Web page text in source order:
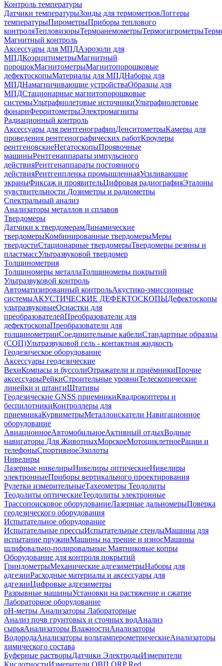
Контроль температуры
Датчики температурыЗонды для термометровЛоггеры
температурыПирометрыПриборы теплового
контроляТепловизорыТермоанемометрыТермогигрометры
Магнитный контроль
Аксессуары для МПДАэрозоли для
МПДКоэрцитиметрыМагнитный
порошокМагнитометрыМагнитопорошковые
дефектоскопыМатериалы для МПДНаборы для
МПДНамагничивающие устройстваОбразцы для
МПДСтационарные магнитопорошковые
системыУльтрафиолетовые источникиУльтрафиолетовые
фонариФерритометрыЭлектромагниты
Радиационный контроль
Аксессуары для рентгенографииДенситометрыКамеры для
проведения рентгенографических работКроулеры
рентгеновскиеНегатоскопыПроявочные
машиныРентгенаппараты импульсного
действияРентгенаппараты постоянного
действияРентгенпленка промышленнаяУсиливающие
экраныФиксаж и проявительЦифровая радиографияЭталоны
чувствительности Дозиметры и радиометры
Спектральный анализ
Анализаторы металлов и сплавов
Твердомеры
Датчики к твердомерамДинамические
твердомерыКомбинированные твердомерыМеры
твердостиСтационарные твердомерыТвердомеры резины и
пластмассУльтразвуковой твердомер
Толщинометрия
Толщиномеры металлаТолщиномеры покрытий
Ультразвуковой контроль
Автоматизированный контрольАкустико-эмиссионные
системыАКУСТИЧЕСКИЕ ДЕФЕКТОСКОПЫДефектоскопы
ультразвуковыеОснастки для
преобразователейПреобразователи для
дефектоскопаПреобразователи для
толщинометрииСоединительные кабелиСтандартные образцы
(СОП)Ультразвуковой гель - контактная жидкость
Геодезическое оборудование
Аксессуары геодезические
ВехиКомпасы и буссолиОтражатели и приёмникиПрочие
аксессуарыРейкиСтроительные уровниТелескопические
линейки и штангиШтативы
Геодезические GNSS приемникиКвадрокоптеры и
беспилотникиКонтроллеры для
приемникаКурвиметрыМеталлоискатели Навигационное
оборудование
АвиационноеАвтомобильноеАктивный отдыхВодные
навигаторы Для ЖивотныхМорскоеМотоциклетноеРации и
телефоныСпортивноеЭхолоты
Нивелиры
Лазерные нивелирыНивелиры оптическиеНивелиры
электронныеПриборы вертикального проектирования
Рулетки измерительныеТахеометры Теодолиты
Теодолиты оптическиеТеодолиты электронные
Трассопоисковое оборудованиеЛазерные дальномерыПоверка
геодезического оборудования
Испытательное оборудование
Испытательные прессыИспытательные стендыМашины для
испытание пружинМашины на трение и износМашины
шлифовально-полировальные Маятниковые копры
Оборудование для контроля покрытий
ГриндометрыМеханические адгезиметрыНаборы для
адгезииРасходные материалы и аксессуары для
адгезииЦифровые адгезиметры
Разрывные машиныУстановки на растяжение и сжатие
Лабораторное оборудование
pH-метры Анализаторы Лабораторные
Анализ почв грунтовых и сточных водАнализ
сырьяАнализаторы ВлажностиАнализаторы
ВодородаАнализаторы вольтамперометрическиеАнализаторы
химического состава
Буферные растворыДатчики ЭлектродыИзмерители